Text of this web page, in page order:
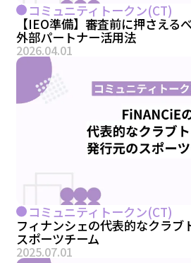
コミュニティトークン(CT)
【IEO準備】審査前に押さえる
外部パートナー活用法
2026.04.01
コミュニティトークン(CT)
フィナンシェの代表的なクラブ
スポーツチーム
2025.07.01